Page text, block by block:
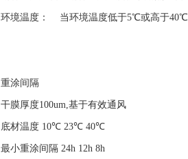
环境温度： 当环境温度低于5℃或高于40℃
重涂间隔
干膜厚度100um,基于有效通风
底材温度 10℃ 23℃ 40℃
最小重涂间隔 24h 12h 8h